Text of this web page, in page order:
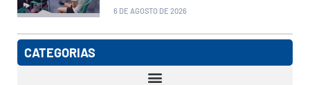
6 DE AGOSTO DE 2026
CATEGORIAS